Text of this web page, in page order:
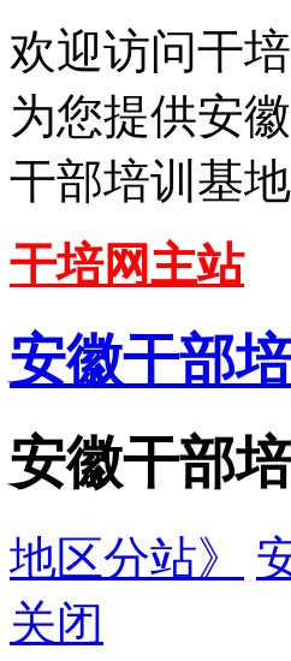
欢迎访问干
为您提供安
干部培训基
干培网主站
安徽干部
安徽干部
地区分站》
关闭